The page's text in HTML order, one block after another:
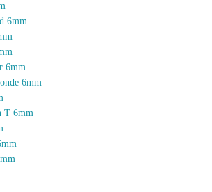
6mm
6mm
6mm
T 6mm